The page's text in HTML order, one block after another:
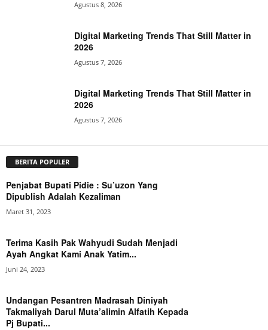
Agustus 8, 2026
Digital Marketing Trends That Still Matter in
2026
Agustus 7, 2026
Digital Marketing Trends That Still Matter in
2026
Agustus 7, 2026
BERITA POPULER
Penjabat Bupati Pidie : Su’uzon Yang
Dipublish Adalah Kezaliman
Maret 31, 2023
Terima Kasih Pak Wahyudi Sudah Menjadi
Ayah Angkat Kami Anak Yatim...
Juni 24, 2023
Undangan Pesantren Madrasah Diniyah
Takmaliyah Darul Muta’alimin Alfatih Kepada
Pj Bupati...